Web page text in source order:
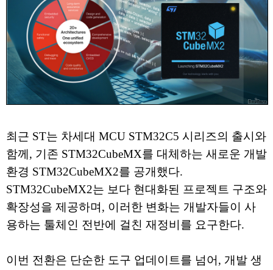
최근 ST는 차세대 MCU STM32C5 시리즈의 출시와
함께, 기존 STM32CubeMX를 대체하는 새로운 개발
환경 STM32CubeMX2를 공개했다.
STM32CubeMX2는 보다 현대화된 프로젝트 구조와
확장성을 제공하며, 이러한 변화는 개발자들이 사
용하는 툴체인 전반에 걸친 재정비를 요구한다.
이번 전환은 단순한 도구 업데이트를 넘어, 개발 생